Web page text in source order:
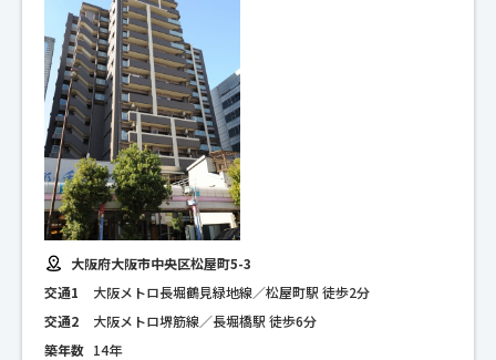
大阪府大阪市中央区松屋町5-3
交通1
大阪メトロ長堀鶴見緑地線／松屋町駅 徒歩2分
交通2
大阪メトロ堺筋線／長堀橋駅 徒歩6分
築年数 14年